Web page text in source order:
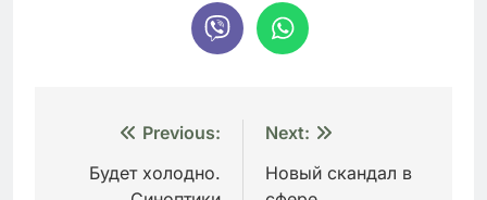
Навигация
Previous:
Будет холодно.
Next:
Новый скандал в